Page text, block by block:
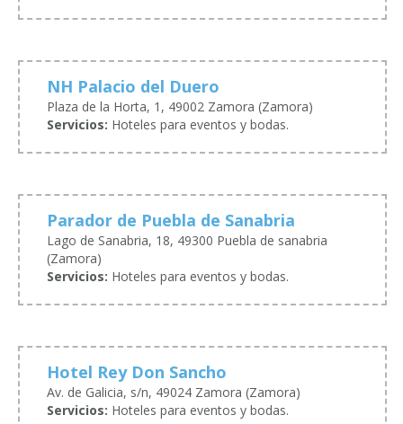
NH Palacio del Duero
Plaza de la Horta, 1, 49002 Zamora (Zamora)
Servicios: Hoteles para eventos y bodas.
Parador de Puebla de Sanabria
Lago de Sanabria, 18, 49300 Puebla de sanabria
(Zamora)
Servicios: Hoteles para eventos y bodas.
Hotel Rey Don Sancho
Av. de Galicia, s/n, 49024 Zamora (Zamora)
Servicios: Hoteles para eventos y bodas.